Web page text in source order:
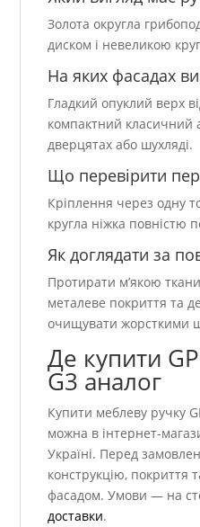
Золота округла
диском і невеликою
На яких фасадах
Гладкий опуклий верх
компактний класичний
дверцятах або шухляді.
Що перевірити
Кріплення через одну
кругла ніжка повністю
Як доглядати за
Протирати м’якою
металеве покриття та
очищувати жорсткими
Де купити
G3 аналог
Купити меблеву ручку
можна в інтернет-
Україні. Перед
конструкцію, покриття
фасадом. Умови — на
доставки.